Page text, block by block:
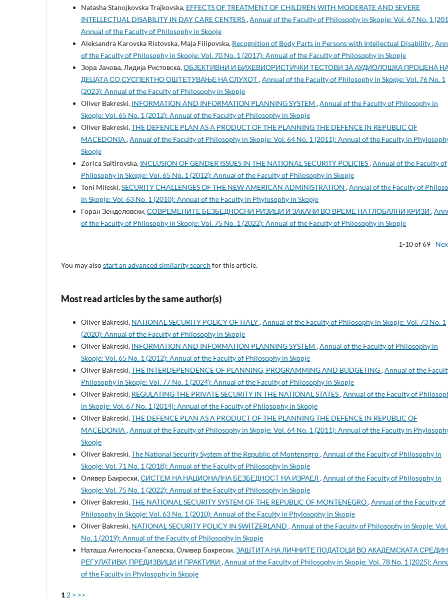
Natasha Stanojkovska Trajkovska, EFFECTS OF TREATMENT OF CHILDREN WITH MODERATE AND SEVERE
INTELLECTUAL DISABILITY IN DAY CARE CENTERS,Annual of the Faculty of Philosophy in Skopje: Vol. 67 No. 1
Annual of the Faculty of Philosophy in Skopje
Aleksandra Karovska Ristovska, Maja Filipovska, Recognition of Body Parts in Persons with Intellectual Disability,
of the Faculty of Philosophy in Skopje: Vol. 70 No. 1 (2017): Annual of the Faculty of Philosophy in Skopje
Зора Јачова, Лидија Ристовска,ОБЈЕКТИВНИ И БИХЕВИОРИСТИЧКИ ТЕСТОВИ ЗА АУДИОЛОШКА ПРОЦЕНА
ДЕЦАТА СО СУСПЕКТНО ОШТЕТУВАЊЕ НА СЛУХОТ,Annual of the Faculty of Philosophy in Skopje: Vol. 76 No. 1
(2023): Annual of the Faculty of Philosophy in Skopje
Oliver Bakreski, INFORMATION AND INFORMATION PLANNING SYSTEM ,Annual of the Faculty of Philosophy in
Skopje: Vol. 65 No. 1 (2012): Annual of the Faculty of Philosophy in Skopje
Oliver Bakreski,THE DEFENCE PLAN AS A PRODUCT OF THE PLANNING THE DEFENCE IN REPUBLIC OF
MACEDONIA ,Annual of the Faculty of Philosophy in Skopje: Vol. 64 No. 1 (2011): Annual of the Faculty in
Skopje
Zorica Saltirovska, INCLUSION OF GENDER ISSUES IN THE NATIONAL SECURITY POLICIES,Annual of the Faculty of
Philosophy in Skopje: Vol. 65 No. 1 (2012): Annual of the Faculty of Philosophy in Skopje
Toni Mileski,SECURITY CHALLENGES OF THE NEW AMERICAN ADMINISTRATION ,Annual of the Faculty of
in Skopje: Vol. 63 No. 1 (2010): Annual of the Faculty in Phylosophy in Skopje
Горан Зенделовски,СОВРЕМЕНИТЕ БЕЗБЕДНОСНИ РИЗИЦИ И ЗАКАНИ ВО ВРЕМЕ НА ГЛОБАЛНИ КРИЗИ ,
of the Faculty of Philosophy in Skopje: Vol. 75 No. 1 (2022): Annual of the Faculty of Philosophy in Skopje
1-10 of 69
You may alsostart an advanced similarity search for this article.
Most read articles by the same author(s)
Oliver Bakreski, NATIONAL SECURITY POLICY OF ITALY,Annual of the Faculty of Philosophy in Skopje: Vol. 73 No. 1
(2020): Annual of the Faculty of Philosophy in Skopje
Oliver Bakreski, INFORMATION AND INFORMATION PLANNING SYSTEM ,Annual of the Faculty of Philosophy in
Skopje: Vol. 65 No. 1 (2012): Annual of the Faculty of Philosophy in Skopje
Oliver Bakreski,THE INTERDEPENDENCE OF PLANNING, PROGRAMMING AND BUDGETING,Annual of the
Philosophy in Skopje: Vol. 77 No. 1 (2024): Annual of the Faculty of Philosophy in Skopje
Oliver Bakreski, REGULATING THE PRIVATE SECURITY IN THE NATIONAL STATES,Annual of the Faculty of
in Skopje: Vol. 67 No. 1 (2014): Annual of the Faculty of Philosophy in Skopje
Oliver Bakreski,THE DEFENCE PLAN AS A PRODUCT OF THE PLANNING THE DEFENCE IN REPUBLIC OF
MACEDONIA ,Annual of the Faculty of Philosophy in Skopje: Vol. 64 No. 1 (2011): Annual of the Faculty in
Skopje
Oliver Bakreski,The National Security System of the Republic of Montenegro,Annual of the Faculty of Philosophy in
Skopje: Vol. 71 No. 1 (2018): Annual of the Faculty of Philosophy in Skopje
Оливер Бакрески,СИСТЕМ НА НАЦИОНАЛНА БЕЗБЕДНОСТ НА ИЗРАЕЛ ,Annual of the Faculty of Philosophy in
Skopje: Vol. 75 No. 1 (2022): Annual of the Faculty of Philosophy in Skopje
Oliver Bakreski,THE NATIONAL SECURITY SYSTEM OF THE REPUBLIC OF MONTENEGRO,Annual of the Faculty of
Philosophy in Skopje: Vol. 63 No. 1 (2010): Annual of the Faculty in Phylosophy in Skopje
Oliver Bakreski, NATIONAL SECURITY POLICY IN SWITZERLAND ,Annual of the Faculty of Philosophy in Skopje:
No. 1 (2019): Annual of the Faculty of Philosophy in Skopje
Наташа Ангелоска-Галевска, Оливер Бакрески,ЗАШТИТА НА ЛИЧНИТЕ ПОДАТОЦИ ВО АКАДЕМСКАТА
РЕГУЛАТИВИ, ПРЕДИЗВИЦИ И ПРАКТИКИ ,Annual of the Faculty of Philosophy in Skopje: Vol. 78 No. 1 (2025):
of the Faculty in Phylosophy in Skopje
1 2 > >>